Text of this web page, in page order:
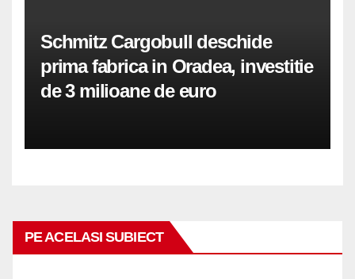
Schmitz Cargobull deschide
prima fabrica in Oradea, investitie
de 3 milioane de euro
PE ACELASI SUBIECT